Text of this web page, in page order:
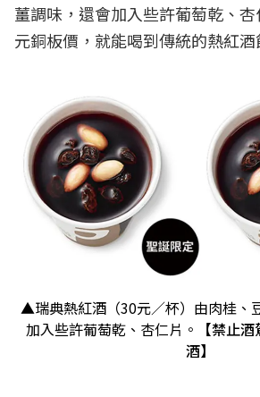
薑調味，還會加入些許葡萄乾、
元銅板價，就能喝到傳統的熱紅酒
▲瑞典熱紅酒（30元／杯）由肉桂、
加入些許葡萄乾、杏仁片。
【禁止
酒】